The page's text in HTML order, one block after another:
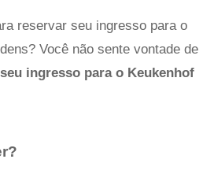
reservar seu ingresso para o
Você não sente vontade de
ingresso para o Keukenhof